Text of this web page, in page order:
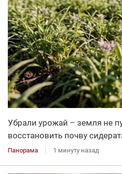
Убрали урожай – земля не
восстановить почву
Панорама 1 минуту назад